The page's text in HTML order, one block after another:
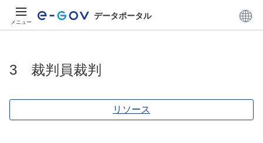
メニュー
データポータル
3 裁判員裁判
リソース